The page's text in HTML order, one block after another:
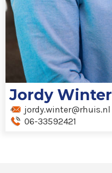
Jordy Winter
jordy.winter@rhuis.nl
06-33592421